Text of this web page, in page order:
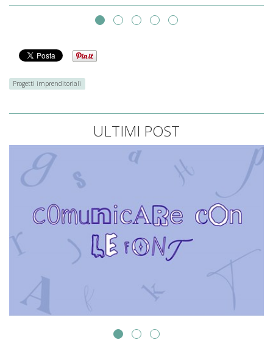
Progetti imprenditoriali
ULTIMI POST